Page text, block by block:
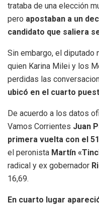
trataba de una elección
pero apostaban a un
candidato que saliera
Sin embargo, el diputado
quien Karina Milei y los
perdidas las
ubicó en el cuarto
De acuerdo a los datos
Vamos Corrientes Juan
primera vuelta con el
el peronista Martín
radical y ex gobernador
16,69.
En cuarto lugar